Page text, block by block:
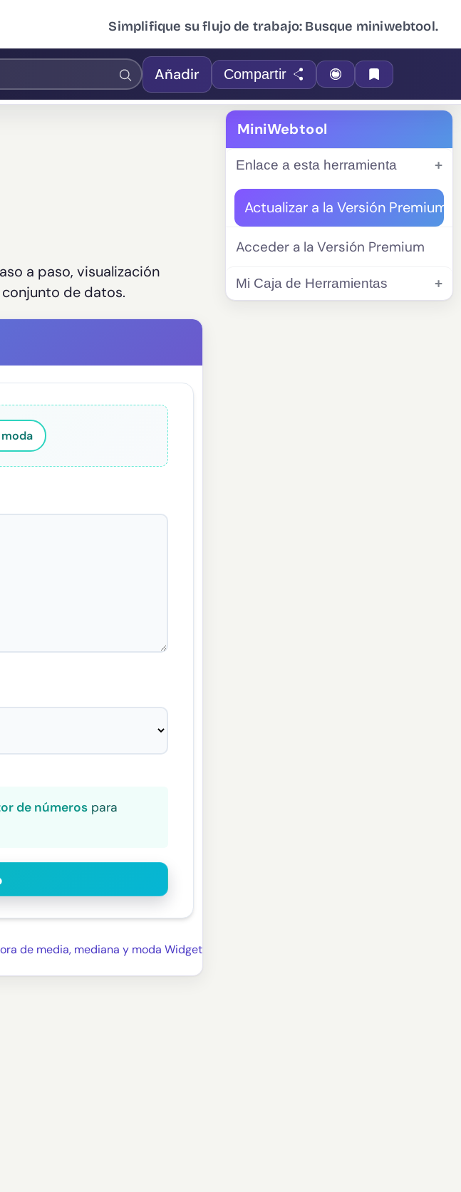
Simplifique su flujo de trabajo: Busque miniwebtool.
Añadir Compartir
a paso, visualización
de datos.
de números para
de media, mediana y moda Widget
MiniWebtool
Enlace a esta herramienta
Actualizar a la Versión Premium
Acceder a la Versión Premium
Mi Caja de Herramientas